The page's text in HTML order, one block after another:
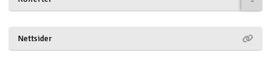
Droner til FPV
Nettsider